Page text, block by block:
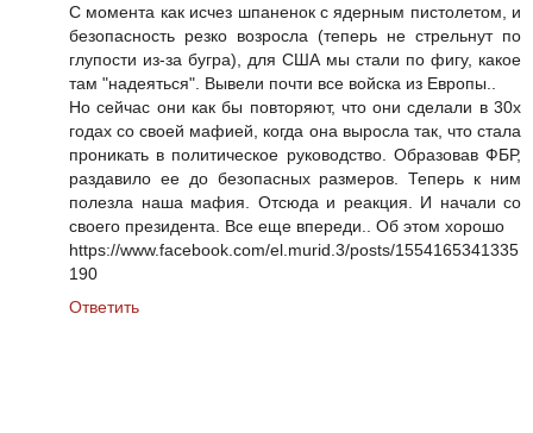
С момента как исчез шпаненок с ядерным пистолетом, и
безопасность резко возросла (теперь не стрельнут по
глупости из-за бугра), для США мы стали по фигу, какое
там "надеяться". Вывели почти все войска из Европы..
Но сейчас они как бы повторяют, что они сделали в 30х
годах со своей мафией, когда она выросла так, что стала
проникать в политическое руководство. Образовав ФБР,
раздавило ее до безопасных размеров. Теперь к ним
полезла наша мафия. Отсюда и реакция. И начали со
своего президента. Все еще впереди.. Об этом хорошо
https://www.facebook.com/el.murid.3/posts/1554165341335
190
Ответить